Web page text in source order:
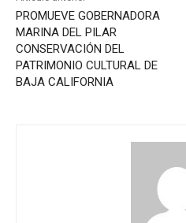
PROMUEVE GOBERNADORA
MARINA DEL PILAR
CONSERVACIÓN DEL
PATRIMONIO CULTURAL DE
BAJA CALIFORNIA